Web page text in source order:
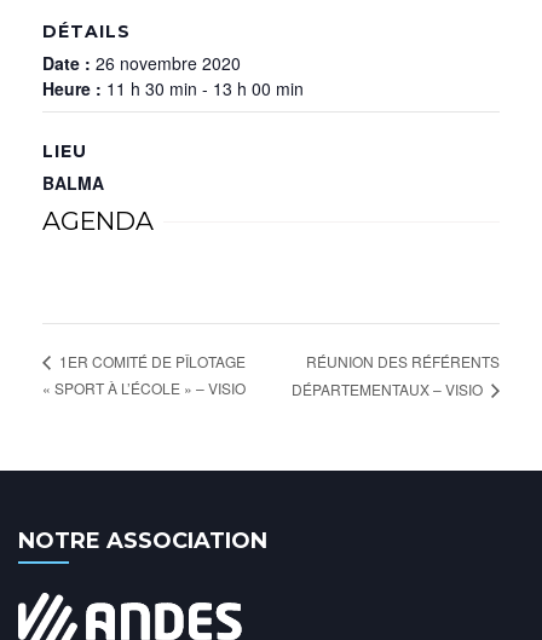
DÉTAILS
Date : 26 novembre 2020
Heure : 11 h 30 min - 13 h 00 min
LIEU
BALMA
AGENDA
1ER COMITÉ DE PÎLOTAGE
« SPORT À L’ÉCOLE » – VISIO
RÉUNION DES RÉFÉRENTS
DÉPARTEMENTAUX – VISIO
NOTRE ASSOCIATION